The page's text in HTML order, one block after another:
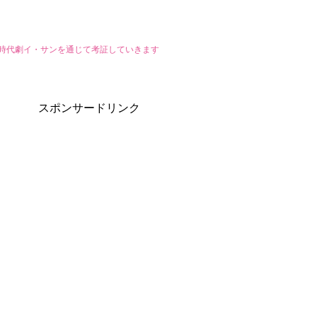
劇イ・サンを通じて考証していきます
スポンサードリンク